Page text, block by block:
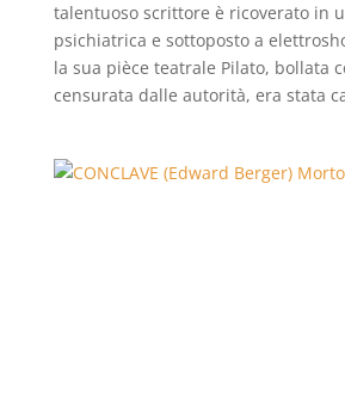
talentuoso scrittore è ricoverato in
psichiatrica e sottoposto a
la sua pièce teatrale Pilato, bollata
censurata dalle autorità, era stata